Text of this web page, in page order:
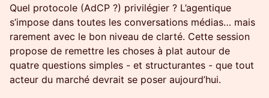
Quel protocole (AdCP ?) privilégier ? L’agentique
s’impose dans toutes les conversations médias… mais
rarement avec le bon niveau de clarté. Cette session
propose de remettre les choses à plat autour de
quatre questions simples - et structurantes - que tout
acteur du marché devrait se poser aujourd’hui.